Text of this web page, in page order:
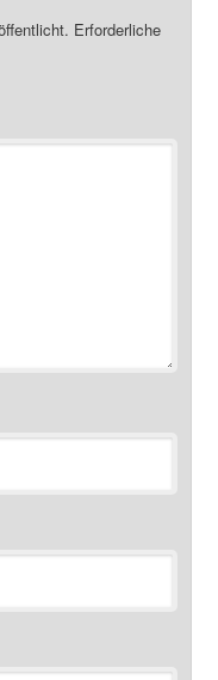
Erforderliche